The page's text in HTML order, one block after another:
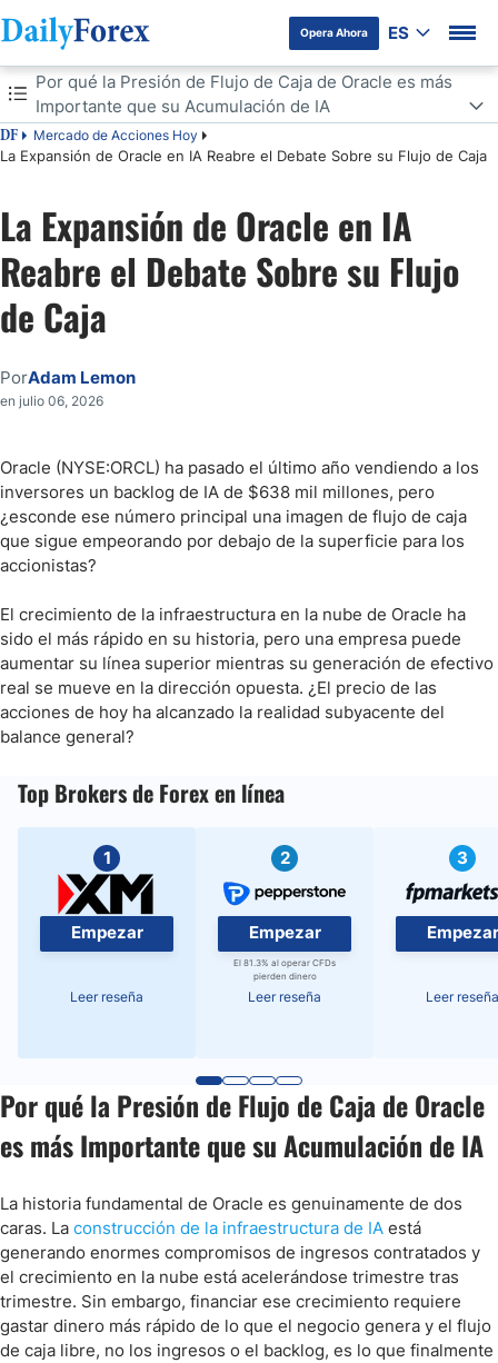
Opera Ahora ES
Tabla de contenidos
DF Mercado de Acciones Hoy
La Expansión de Oracle en IA Reabre el Debate Sobre su Flujo de Caja
Por qué la Presión de Flujo de Caja de Oracle es más
Importante que su Acumulación de IA
Por qué la Presión de Flujo de Caja de Oracle es más Importante que
su Acumulación de IA
Números
Los Riesgos Subestimados en la Expansión de IA Financiada por
Deuda de Oracle
Cómo la Configuración del Mercado Actual Refleja el Sentimiento en
el Balance General de Oracle
la Deuda de Oracle
La Expansión de Oracle en IA
Reabre el Debate Sobre su Flujo
de Caja
PorAdam Lemon
en julio 06, 2026
Oracle (NYSE:ORCL) ha pasado el último año vendiendo a los
inversores un backlog de IA de $638 mil millones, pero
¿esconde ese número principal una imagen de flujo de caja
que sigue empeorando por debajo de la superficie para los
accionistas?
El crecimiento de la infraestructura en la nube de Oracle ha
sido el más rápido en su historia, pero una empresa puede
aumentar su línea superior mientras su generación de efectivo
real se mueve en la dirección opuesta. ¿El precio de las
acciones de hoy ha alcanzado la realidad subyacente del
balance general?
Top Brokers de Forex en línea
1
Empezar
Leer reseña
2
Empezar
El 81.3% al operar CFDs
pierden dinero
Leer reseña
3
Empezar
Leer reseña
Por qué la Presión de Flujo de Caja de Oracle
es más Importante que su Acumulación de IA
La historia fundamental de Oracle es genuinamente de dos
caras. La construcción de la infraestructura de IA está
generando enormes compromisos de ingresos contratados y
el crecimiento en la nube está acelerándose trimestre tras
trimestre. Sin embargo, financiar ese crecimiento requiere
gastar dinero más rápido de lo que el negocio genera y el flujo
de caja libre, no los ingresos o el backlog, es lo que finalmente